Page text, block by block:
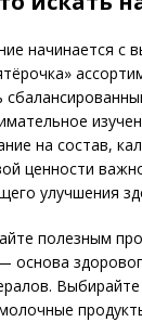
начинается с
на состав,
ценности
улучшения
полезным